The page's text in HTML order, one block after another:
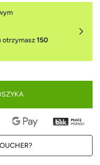
otrzymasz150